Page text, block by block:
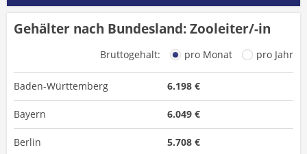
Gehälter nach Bundesland: Zooleiter/-in
Bruttogehalt: pro Monat pro Jahr
Baden-Württemberg 6.198 €
Bayern 6.049 €
Berlin 5.708 €